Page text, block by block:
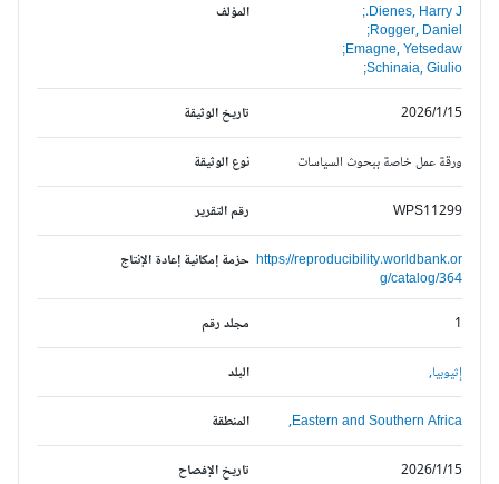
المؤلف
Dienes, Harry J.;
Rogger, Daniel;
Emagne, Yetsedaw;
Schinaia, Giulio;
تاريخ الوثيقة
2026/1/15
نوع الوثيقة ورقة عمل خاصة ببحوث السياسات
رقم التقرير WPS11299
حزمة إمكانية إعادة الإنتاج https://reproducibility.worldbank.or
g/catalog/364
مجلد رقم
البلد إثيوبيا,
المنطقة Eastern and Southern Africa,
تاريخ الإفصاح 2026/1/15